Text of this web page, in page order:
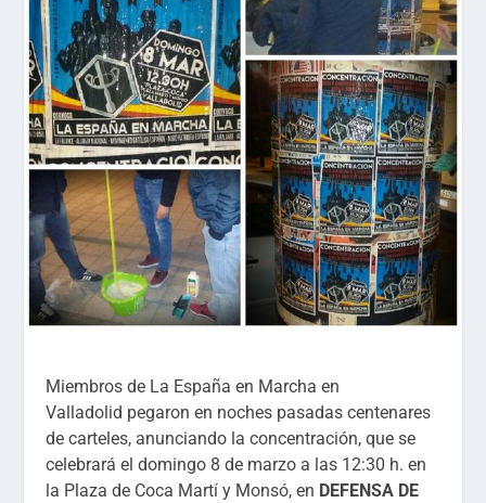
Miembros de La España en Marcha en
Valladolid pegaron en noches pasadas centenares
de carteles, anunciando la concentración, que se
celebrará el domingo 8 de marzo a las 12:30 h. en
la Plaza de Coca Martí y Monsó, en DEFENSA DE